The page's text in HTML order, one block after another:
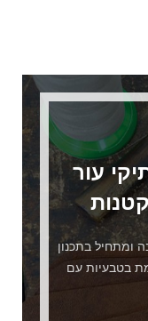
עור
ומתחיל בתכנון
בטבעיות עם